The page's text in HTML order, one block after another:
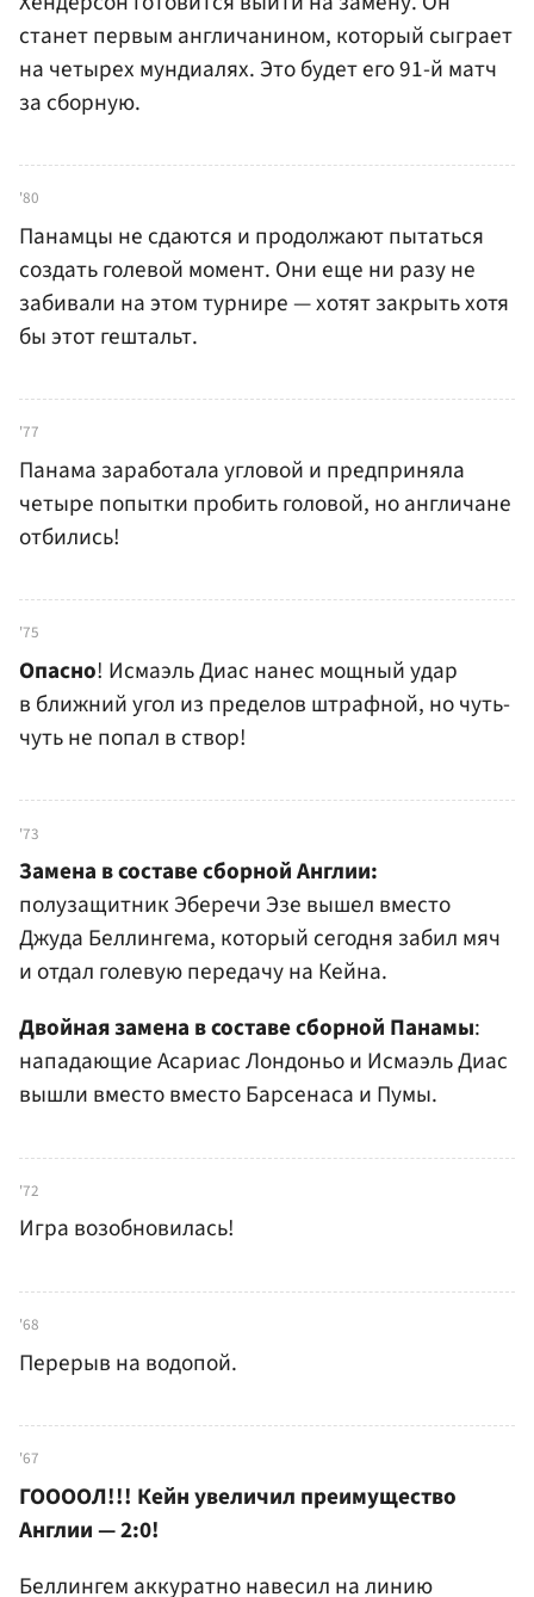
станет первым англичанином, который сыграет
на четырех мундиалях. Это будет его 91-й матч
за сборную.
'80
Панамцы не сдаются и продолжают пытаться
создать голевой момент. Они еще ни разу не
забивали на этом турнире — хотят закрыть хотя
бы этот гештальт.
'77
Панама заработала угловой и предприняла
четыре попытки пробить головой, но англичане
отбились!
'75
Опасно! Исмаэль Диас нанес мощный удар
в ближний угол из пределов штрафной, но чуть-
чуть не попал в створ!
'73
Замена в составе сборной Англии:
полузащитник Эберечи Эзе вышел вместо
Джуда Беллингема, который сегодня забил мяч
и отдал голевую передачу на Кейна.
Двойная замена в составе сборной Панамы:
нападающие Асариас Лондоньо и Исмаэль Диас
вышли вместо вместо Барсенаса и Пумы.
'72
Игра возобновилась!
'68
Перерыв на водопой.
'67
ГООООЛ!!! Кейн увеличил преимущество
Англии — 2:0!
Беллингем аккуратно навесил на линию